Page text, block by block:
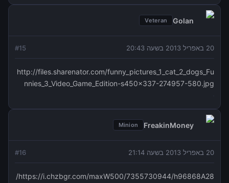
Golan
Veteran
20 באפריל 2013 בשעה 20:43 #15
http://files.sharenator.com/funny_pictures_1_cat_2_dogs_Fu
nnies_3_Video_Game_Edition-s450x337-274957-580.jpg
FreakinMoney
Minion
20 באפריל 2013 בשעה 21:14 #16
https://i.chzbgr.com/maxW500/7355730944/h96868A28/